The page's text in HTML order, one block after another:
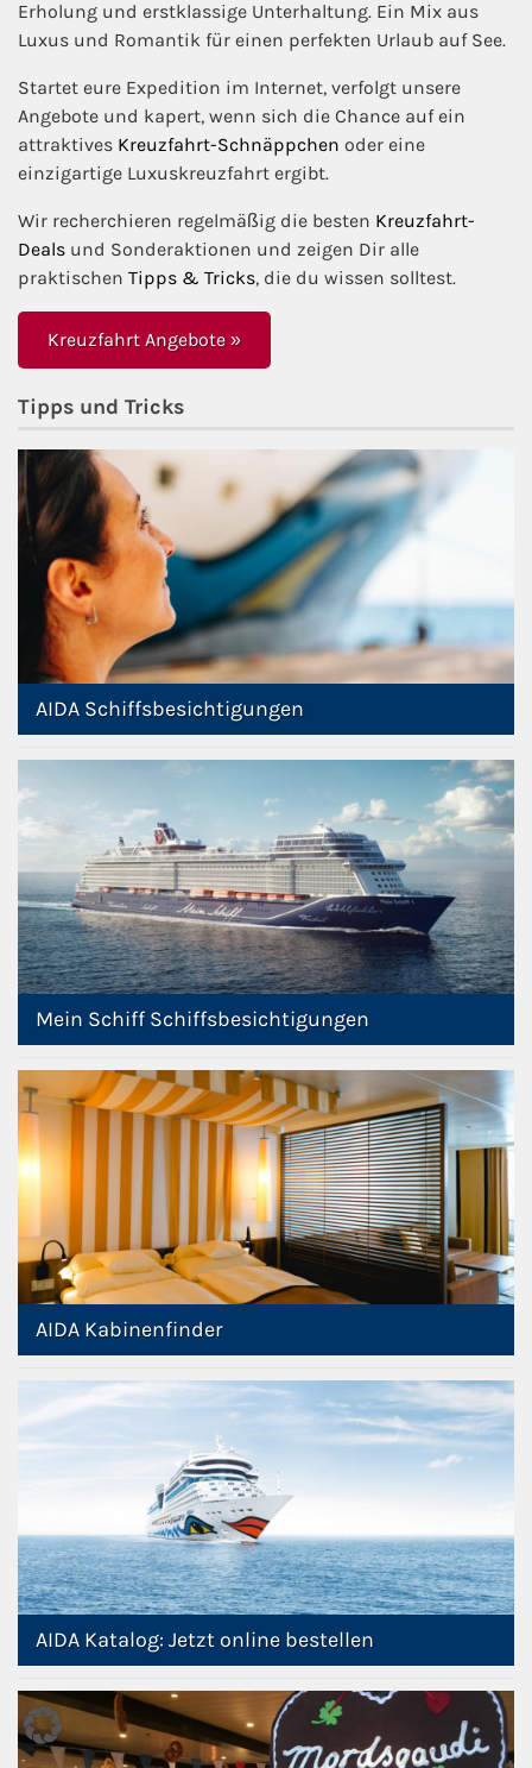
Erholung und erstklassige Unterhaltung. Ein Mix aus
Luxus und Romantik für einen perfekten Urlaub auf See.
Startet eure Expedition im Internet, verfolgt unsere
Angebote und kapert, wenn sich die Chance auf ein
attraktives Kreuzfahrt-Schnäppchen oder eine
einzigartige Luxuskreuzfahrt ergibt.
Wir recherchieren regelmäßig die besten Kreuzfahrt-
Deals und Sonderaktionen und zeigen Dir alle
praktischen Tipps & Tricks, die du wissen solltest.
Kreuzfahrt Angebote »
Tipps und Tricks
AIDA Schiffsbesichtigungen
Mein Schiff Schiffsbesichtigungen
AIDA Kabinenfinder
AIDA Katalog: Jetzt online bestellen